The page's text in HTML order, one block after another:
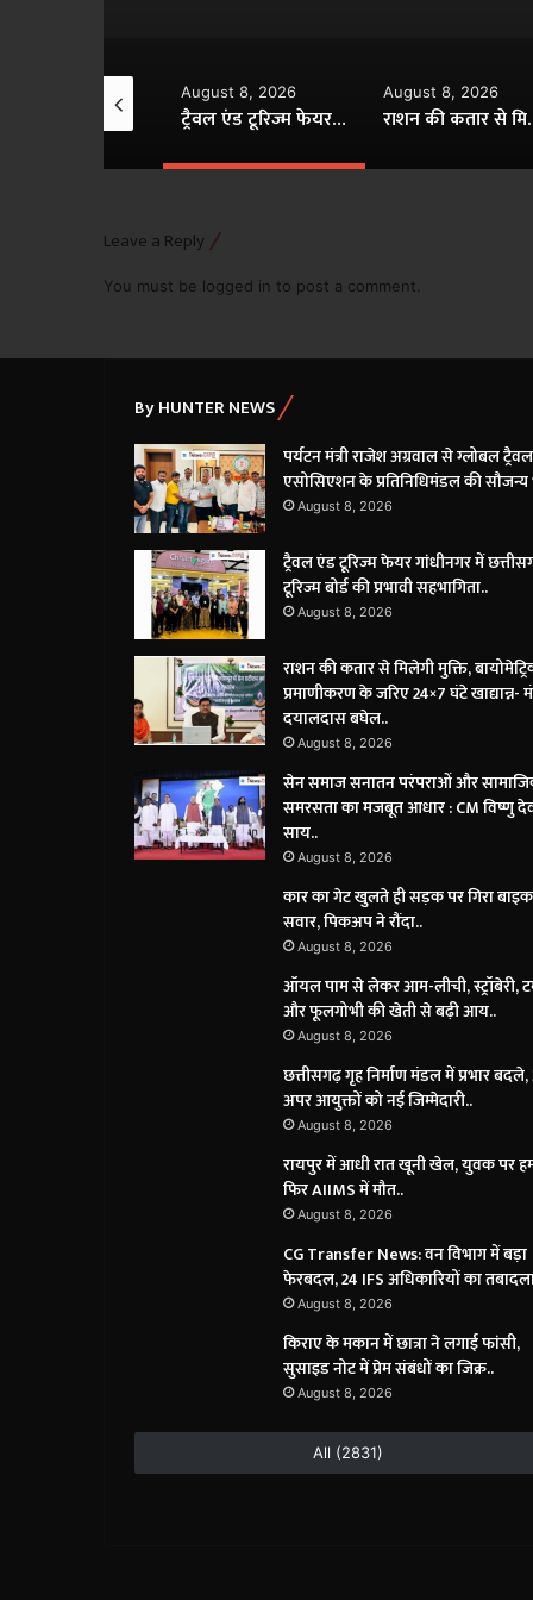
ट्रैवल एंड टूरिज्म फेयर गांधीनगर में छत्तीसगढ़ टूरिज्म बोर्ड की प्रभावी सहभागिता..
August 8, 2026
राशन की कतार से मिलेगी मुक्ति, बायोमेट्रिक प्रमाणीकरण के जरिए 24×7 घंटे खाद्यान्न- मंत्री दयालदास बघेल..
August 8,
Leave a Reply
You must be logged in to post a comment.
By HUNTER NEWS
पर्यटन मंत्री राजेश अग्रवाल से ग्लोबल ट्रैवल
एसोसिएशन के प्रतिनिधिमंडल की
August 8, 2026
ट्रैवल एंड टूरिज्म फेयर गांधीनगर में
टूरिज्म बोर्ड की प्रभावी सहभागिता..
August 8, 2026
राशन की कतार से मिलेगी मुक्ति,
प्रमाणीकरण के जरिए 24×7 घंटे खाद्यान्न-
दयालदास बघेल..
August 8, 2026
सेन समाज सनातन परंपराओं और
समरसता का मजबूत आधार : CM विष्णु
साय..
August 8, 2026
कार का गेट खुलते ही सड़क पर गिरा बाइक
सवार, पिकअप ने रौंदा..
August 8, 2026
ऑयल पाम से लेकर आम-लीची, स्ट्रॉबेरी,
और फूलगोभी की खेती से बढ़ी आय..
August 8, 2026
छत्तीसगढ़ गृह निर्माण मंडल में प्रभार बदले,
अपर आयुक्तों को नई जिम्मेदारी..
August 8, 2026
रायपुर में आधी रात खूनी खेल, युवक पर
फिर AIIMS में मौत..
August 8, 2026
CG Transfer News: वन विभाग में बड़ा
फेरबदल, 24 IFS अधिकारियों का
August 8, 2026
किराए के मकान में छात्रा ने लगाई फांसी,
सुसाइड नोट में प्रेम संबंधों का जिक्र..
August 8, 2026
All (2831)